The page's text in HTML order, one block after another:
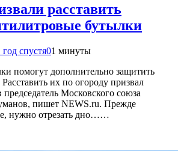
расставить
бутылки
год спустя01 минуты
помогут дополнительно защитить
их по огороду призвал
Московского союза
пишет NEWS.ru. Прежде
нужно отрезать дно……